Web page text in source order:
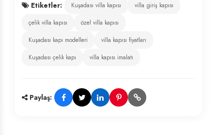
Etiketler: Kuşadası villa kapısı
villa giriş kapısı
çelik villa kapısı
özel villa kapısı
Kuşadası kapı modelleri
villa kapısı fiyatları
Kuşadası çelik kapı
villa kapısı imalatı
Paylaş: